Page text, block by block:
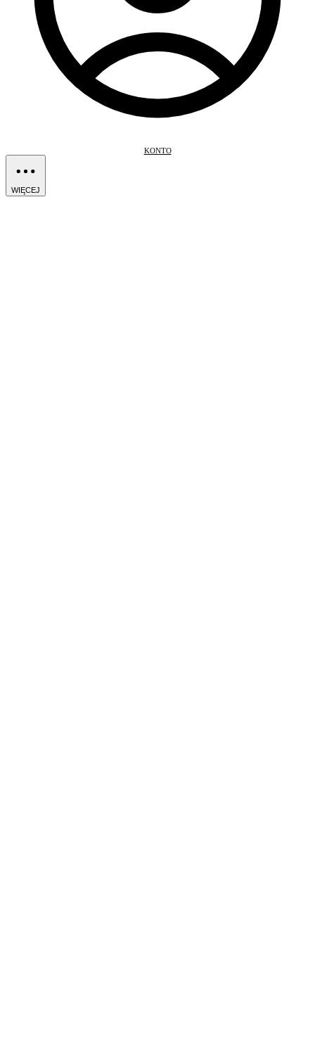
KONTO
WIĘCEJ